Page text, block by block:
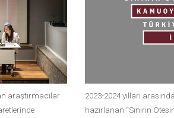
araştırmacılar
2023-2024 yılları
hazırlanan “Sınırın